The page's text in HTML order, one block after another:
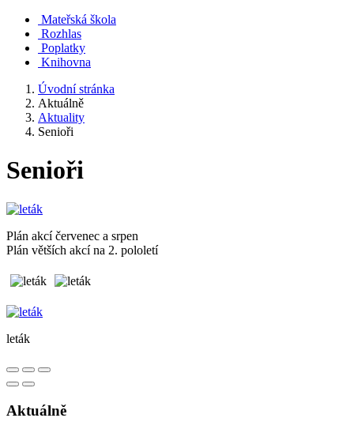
Mateřská škola
Rozhlas
Poplatky
Knihovna
Úvodní stránka
Aktuálně
Aktuality
Senioři
Senioři
Plán akcí červenec a srpen
Plán větších akcí na 2. pololetí
leták
Aktuálně